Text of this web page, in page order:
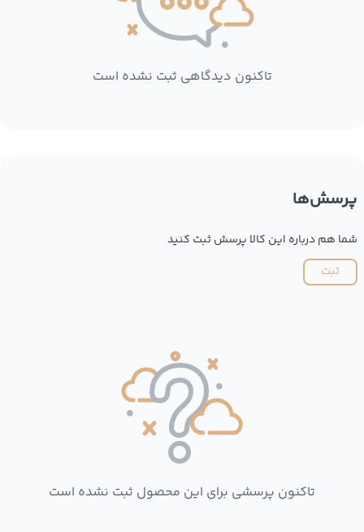
تاکنون دیدگاهی ثبت نشده است
پرسش‌ها
شما هم درباره این کالا پرسش ثبت کنید
ثبت
تاکنون پرسشی برای این محصول ثبت نشده است